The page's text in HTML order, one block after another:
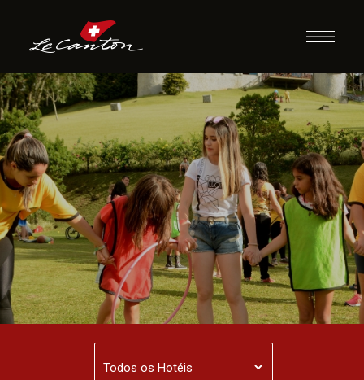
Coelhinho Sai da
Toca